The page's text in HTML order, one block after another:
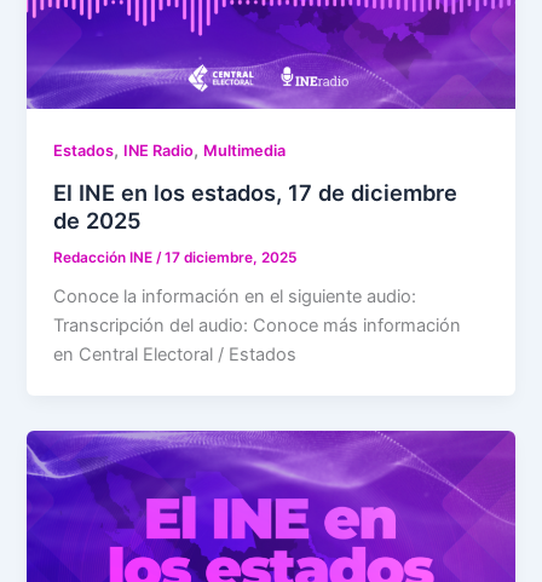
Estados, INE Radio, Multimedia
El INE en los estados, 17 de diciembre
de 2025
Redacción INE /17 diciembre, 2025
Conoce la información en el siguiente audio:
Transcripción del audio: Conoce más información
en Central Electoral / Estados